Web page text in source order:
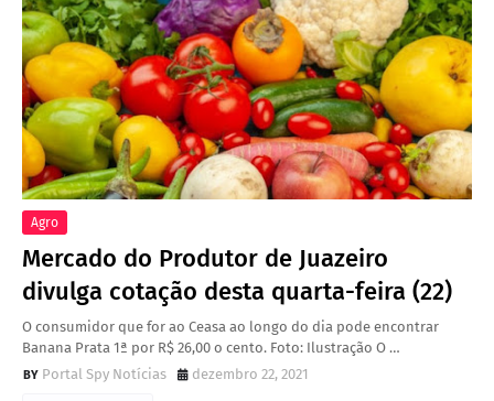
Agro
Mercado do Produtor de Juazeiro
divulga cotação desta quarta-feira (22)
O consumidor que for ao Ceasa ao longo do dia pode encontrar
Banana Prata 1ª por R$ 26,00 o cento. Foto: Ilustração O …
Portal Spy Notícias
dezembro 22, 2021